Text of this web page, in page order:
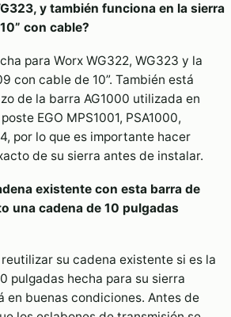
y también funciona en la sierra
con cable?
para Worx WG322, WG323 y la
con cable de 10”. También está
de la barra AG1000 utilizada en
EGO MPS1001, PSA1000,
por lo que es importante hacer
de su sierra antes de instalar.
existente con esta barra de
una cadena de 10 pulgadas
su cadena existente si es la
pulgadas hecha para su sierra
en buenas condiciones. Antes de